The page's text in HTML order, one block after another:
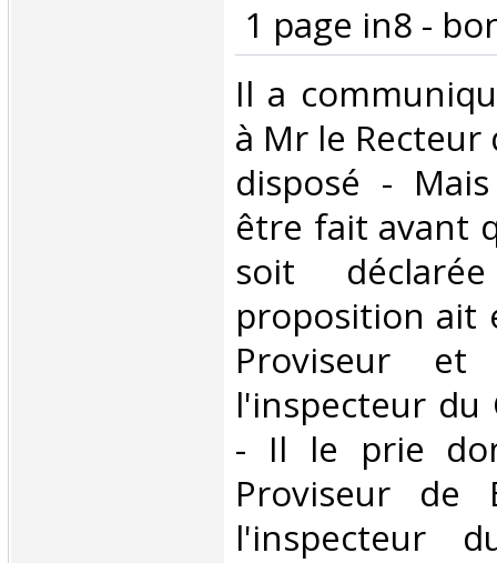
1 page in8 -
‎Il a
à Mr le
disposé -
être fait avant
soit
proposition ait
Proviseur
l'inspecteur du
- Il le prie
Proviseur de
l'inspecteur